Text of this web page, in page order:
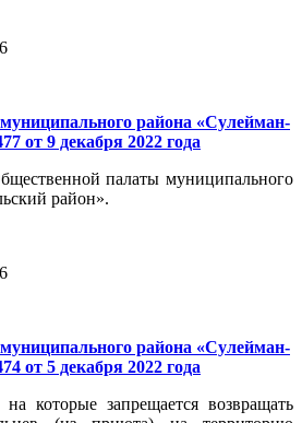
района «Сулейман-
от 9 декабря 2022 года
палаты муниципального
район».
района «Сулейман-
от 5 декабря 2022 года
которые запрещается возвращать